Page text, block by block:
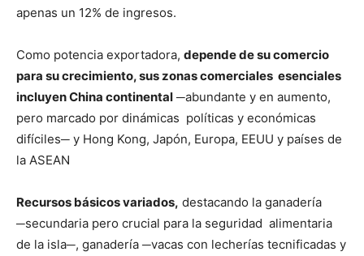
apenas un 12% de ingresos.
Como potencia exportadora, depende de su comercio
para su crecimiento, sus zonas comerciales esenciales
incluyen China continental ─abundante y en aumento,
pero marcado por dinámicas políticas y económicas
difíciles─ y Hong Kong, Japón, Europa, EEUU y países de
la ASEAN
Recursos básicos variados, destacando la ganadería
─secundaria pero crucial para la seguridad alimentaria
de la isla─, ganadería ─vacas con lecherías tecnificadas y